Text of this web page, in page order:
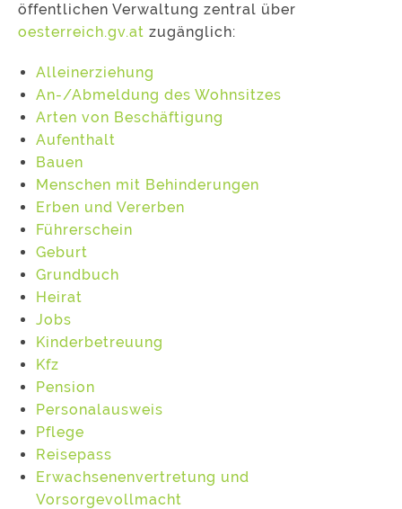
öffentlichen Verwaltung zentral über
oesterreich.gv.at zugänglich:
Alleinerziehung
An-/Abmeldung des Wohnsitzes
Arten von Beschäftigung
Aufenthalt
Bauen
Menschen mit Behinderungen
Erben und Vererben
Führerschein
Geburt
Grundbuch
Heirat
Jobs
Kinderbetreuung
Kfz
Pension
Personalausweis
Pflege
Reisepass
Erwachsenenvertretung und
Vorsorgevollmacht